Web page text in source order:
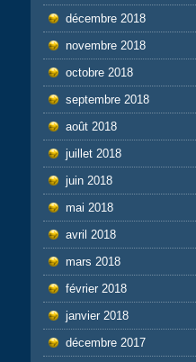
décembre 2018
novembre 2018
octobre 2018
septembre 2018
août 2018
juillet 2018
juin 2018
mai 2018
avril 2018
mars 2018
février 2018
janvier 2018
décembre 2017